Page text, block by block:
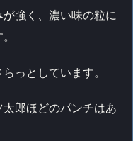
強く、濃い味の粒に
っとしています。
郎ほどのパンチはあ